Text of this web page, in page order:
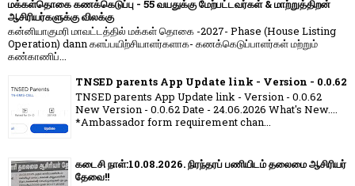
மக்கள்தொகை கணக்கெடுப்பு - 55 வயதுக்கு மேற்பட்டவர்கள் & மாற்றுத்திறன்
ஆசிரியர்களுக்கு விலக்கு
கன்னியாகுமரி மாவட்டத்தில் மக்கள் தொகை -2027- Phase (House Listing
Operation) dann களப்பயிற்சியாளர்களாக- கணக்கெடுப்பாளர்கள் மற்றும்
கண்காணிப்...
TNSED parents App Update link - Version - 0.0.62
TNSED parents App Update link - Version - 0.0.62
New Version - 0.0.62 Date - 24.06.2026 What's New....
*Ambassador form requirement chan...
கடைசி நாள்:10.08.2026. நிரந்தரப் பணியிடம் தலைமை ஆசிரியர்
தேவை!!